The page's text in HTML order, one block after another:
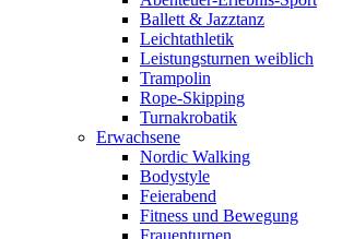
Ballett & Jazztanz
Leichtathletik
Leistungsturnen weiblich
Trampolin
Rope-Skipping
Turnakrobatik
Erwachsene
Nordic Walking
Bodystyle
Feierabend
Fitness und Bewegung